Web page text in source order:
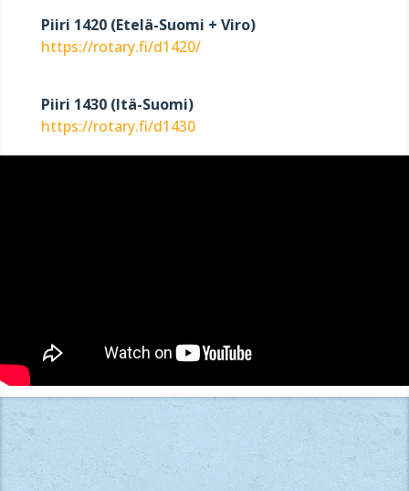
Piiri 1420 (Etelä-Suomi + Viro)
https://rotary.fi/d1420/
Piiri 1430 (Itä-Suomi)
https://rotary.fi/d1430